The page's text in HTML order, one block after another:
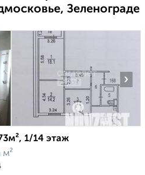
Зеленограде
›
1/14 этаж
м²